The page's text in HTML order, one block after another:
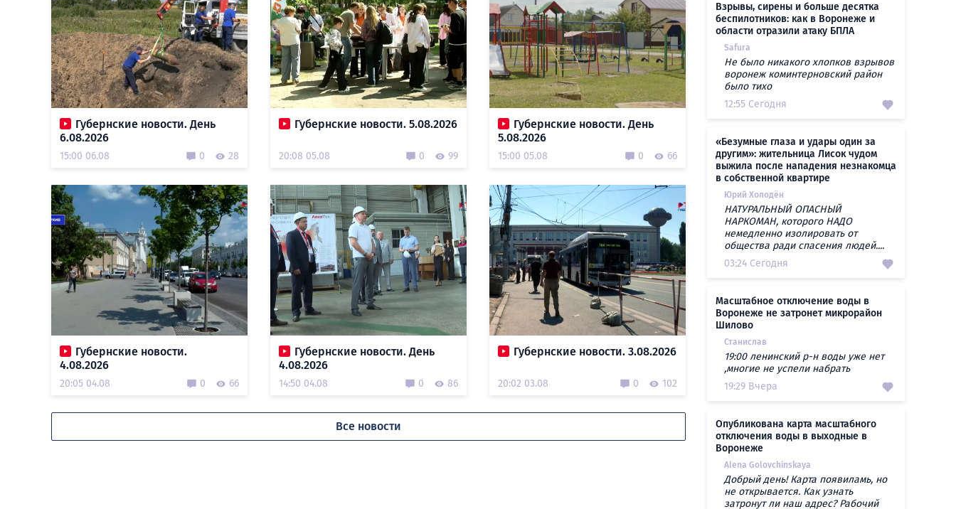
Губернские новости. День
6.08.2026
15:00 06.08 0 28
Губернские новости. 5.08.2026
20:08 05.08 0 99
Губернские новости. День
5.08.2026
15:00 05.08 0 66
Губернские новости.
4.08.2026
20:05 04.08 0 66
Губернские новости. День
4.08.2026
14:50 04.08 0 86
Губернские новости. 3.08.2026
20:02 03.08 0 102
Все новости
Взрывы, сирены и больше десятка
беспилотников: как в Воронеже и
области отразили атаку БПЛА
Safura
Не было никакого хлопков взрывов
воронеж коминтерновский район
было тихо
12:55 Сегодня
«Безумные глаза и удары один за
другим»: жительница Лисок чудом
выжила после нападения незнакомца
в собственной квартире
Юрий Холодён
НАТУРАЛЬНЫЙ ОПАСНЫЙ
НАРКОМАН, которого НАДО
немедленно изолировать от
общества ради спасения людей....
03:24 Сегодня
Масштабное отключение воды в
Воронеже не затронет микрорайон
Шилово
Станислав
19:00 ленинский р-н воды уже нет
,многие не успели набрать
19:29 Вчера
Опубликована карта масштабного
отключения воды в выходные в
Воронеже
Alena Golovchinskaya
Добрый день! Карта появиламь, но
не открывается. Как узнать
затронут ли наш адрес? Рабочий